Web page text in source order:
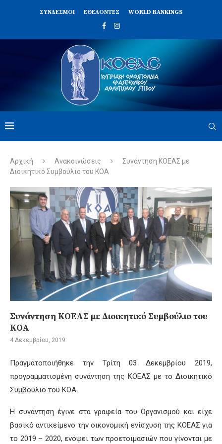
ΣΥΝΔΈΣΜΟΙ ΕΘΕΛΟΝΤΈΣ WORLD RANKINGS
Αρχική Ανακοινώσεις
Συνάντηση ΚΟΕΑΣ με
Διοικητικό Συμβούλιο του ΚΟΑ
Συνάντηση ΚΟΕΑΣ με Διοικητικό Συμβούλιο του
ΚΟΑ
4 Δεκεμβρίου, 2019
Πραγματοποιήθηκε την Τρίτη 03 Δεκεμβρίου 2019,
προγραμματισμένη συνάντηση της ΚΟΕΑΣ με το Διοικητικό
Συμβούλιο του ΚΟΑ.
Η συνάντηση έγινε στα γραφεία του Οργανισμού και είχε
βασικό αντικείμενο την οικονομική ενίσχυση της ΚΟΕΑΣ για
το 2019 – 2020, ενόψει των προετοιμασιών που γίνονται με